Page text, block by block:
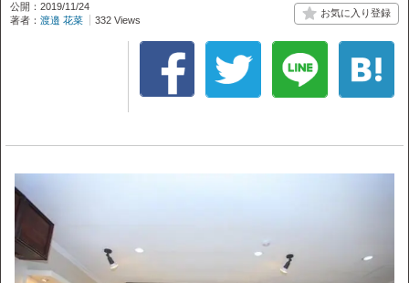
公開：2019/11/24
著者： 渡邉 花菜 332 Views